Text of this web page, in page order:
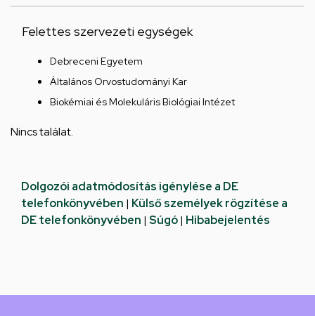
Felettes szervezeti egységek
Debreceni Egyetem
Általános Orvostudományi Kar
Biokémiai és Molekuláris Biológiai Intézet
Nincs találat.
Dolgozói adatmódosítás igénylése a DE
telefonkönyvében | Külső személyek rögzítése a
DE telefonkönyvében | Súgó| Hibabejelentés